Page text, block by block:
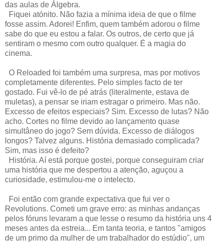
das aulas de Álgebra.
Fiquei atónito. Não fazia a mínima ideia de que o filme
fosse assim. Adorei! Enfim, quem também adorou o filme
sabe do que eu estou a falar. Os outros, de certo que já
sentiram o mesmo com outro qualquer. É a magia do
cinema.
O Reloaded foi também uma surpresa, mas por motivos
completamente diferentes. Pelo simples facto de ter
gostado. Fui vê-lo de pé atrás (literalmente, estava de
muletas), a pensar se iriam estragar o primeiro. Mas não.
Excesso de efeitos especiais? Sim. Excesso de lutas? Não
acho. Cortes no filme devido ao lançamento quase
simultâneo do jogo? Sem dúvida. Excesso de diálogos
longos? Talvez alguns. História demasiado complicada?
Sim, mas isso é defeito?
História. Aí está porque gostei, porque conseguiram criar
uma história que me despertou a atenção, aguçou a
curiosidade, estimulou-me o intelecto.
Foi então com grande expectativa que fui ver o
Revolutions. Cometi um grave erro: as minhas andanças
pelos fóruns levaram a que lesse o resumo da história uns 4
meses antes da estreia... Em tanta teoria, e tantos "amigos
de um primo da mulher de um trabalhador do estúdio", um